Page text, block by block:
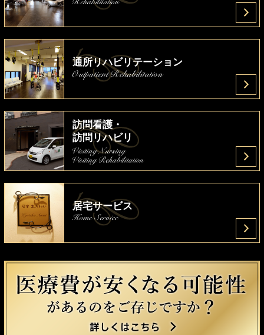
通所リハビリテーション
訪問看護・
訪問リハビリ
居宅サービス